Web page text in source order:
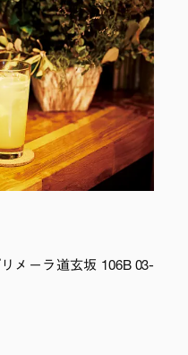
メーラ道玄坂 106B 03-